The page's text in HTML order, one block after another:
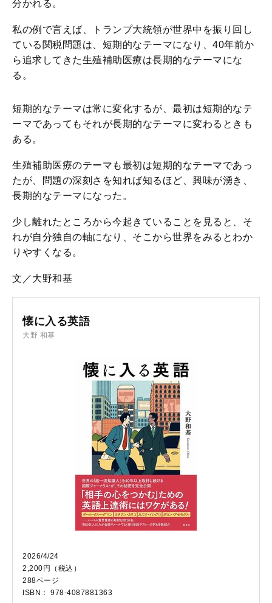
分かれる。
私の例で言えば、トランプ大統領が世界中を振り回し
ている関税問題は、短期的なテーマになり、40年前か
ら追求してきた生殖補助医療は長期的なテーマにな
る。
短期的なテーマは常に変化するが、最初は短期的なテ
ーマであってもそれが長期的なテーマに変わるときも
ある。
生殖補助医療のテーマも最初は短期的なテーマであっ
たが、問題の深刻さを知れば知るほど、興味が湧き、
長期的なテーマになった。
少し離れたところから今起きていることを見ると、そ
れが自分独自の軸になり、そこから世界をみるとわか
りやすくなる。
文／大野和基
懐に入る英語
大野 和基
2026/4/24
2,200円（税込）
288ページ
ISBN： 978-4087881363